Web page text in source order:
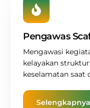
Pengawas
Mengawasi
kelayakan
keselamatan saat
Selengkapnya